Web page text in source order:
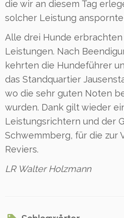
die wir an diesem Tag
solcher Leistung
Alle drei Hunde
Leistungen. Nach
kehrten die Hundeführer
das Standquartier
wo die sehr guten Noten
wurden. Dank gilt wieder
Leistungsrichtern und der
Schwemmberg, für die zur
Reviers.
LR Walter Holzmann